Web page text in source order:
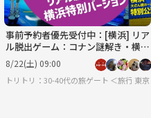
事前予約者優先受付中：[横浜] リア
ル脱出ゲーム：コナン謎解き・横浜
特別バージョン！
8/22(土) 09:00
トリトリ：30-40代の旅ゲート ＜旅行・東京